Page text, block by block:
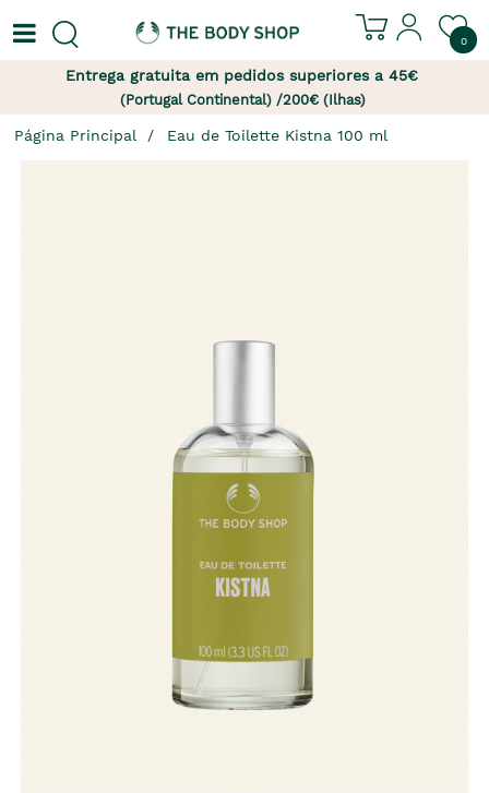
0
Entrega gratuita em pedidos superiores a 45€
(Portugal Continental) /200€ (Ilhas)
Página Principal Eau de Toilette Kistna 100 ml